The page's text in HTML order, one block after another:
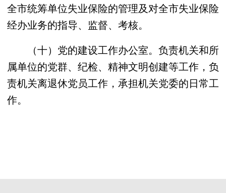
全市统筹单位失业保险的管理及对全市失业保险
经办业务的指导、监督、考核。
（十）党的建设工作办公室。负责机关和所
属单位的党群、纪检、精神文明创建等工作，负
责机关离退休党员工作，承担机关党委的日常工
作。